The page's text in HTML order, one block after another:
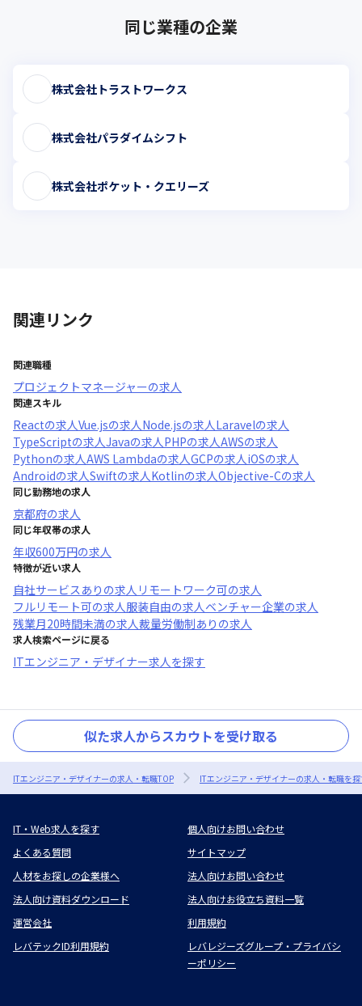
同じ業種の企業
株式会社トラストワークス
株式会社パラダイムシフト
株式会社ポケット・クエリーズ
関連リンク
関連職種
プロジェクトマネージャーの求人
関連スキル
Reactの求人Vue.jsの求人Node.jsの求人Laravelの求人
TypeScriptの求人Javaの求人PHPの求人AWSの求人
Pythonの求人AWS Lambdaの求人GCPの求人iOSの求人
Androidの求人Swiftの求人Kotlinの求人Objective-Cの求人
同じ勤務地の求人
京都府の求人
同じ年収帯の求人
年収600万円の求人
特徴が近い求人
自社サービスあり の求人 リモートワーク可の求人
フルリモート可の求人服装自由の求人ベンチャー企業の求人
残業月20時間未満の求人裁量労働制あり の求人
求人検索ページに戻る
ITエンジニア・デザイナー求人を探す
似た求人からスカウトを受け取る
ITエンジニア・デザイナーの求人・転職TOP ITエンジニア・デザイナーの求人・転職を
IT・Web求人を探す
個人向けお問い合わせ
よくある質問
サイトマップ
人材をお探しの企業様へ
法人向けお問い合わせ
法人向け資料ダウンロード
法人向けお役立ち資料一覧
運営会社
利用規約
レバテックID利用規約
レバレジーズグループ・プライバシ
ーポリシー